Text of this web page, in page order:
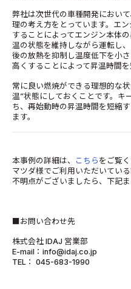
弊社は次世代の車種開発におい
理の考え方をとっています。エ
することによってエンジン本体
温の状態を維持しながら運転し
後の放熱を抑制し温度低下を小
高くすることによって昇温時間を
常に良い燃焼ができる理想的な
温”状態にしておくことです。キ
ち、再始動時の昇温時間を短縮
ます。
本事例の詳細は、 こちら をご覧く
マツダ様でご利用いただいてい
不明点がございましたら、下記
■お問い合わせ先
株式会社 IDAJ 営業部
E-mail：info@idaj.co.jp
TEL： 045-683-1990